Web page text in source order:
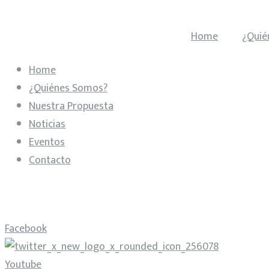
Home
Home
¿Quiénes Somos?
Nuestra Propuesta
Noticias
Eventos
Contacto
Facebook
Youtube